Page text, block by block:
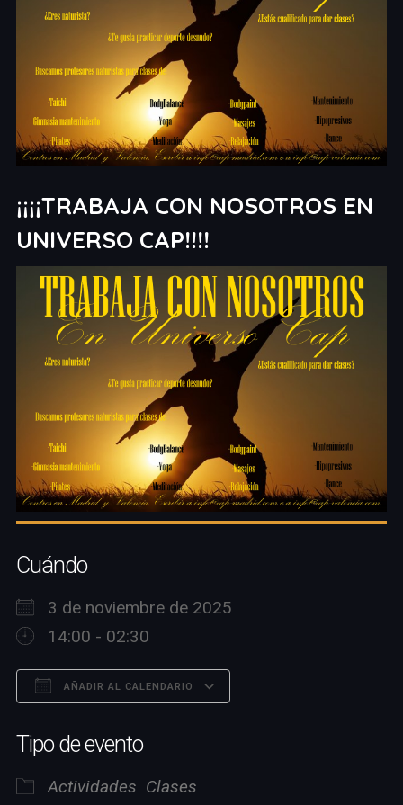
¡¡¡¡TRABAJA CON NOSOTROS EN
UNIVERSO CAP!!!!
Cuándo
3 de noviembre de 2025
14:00 - 02:30
AÑADIR AL CALENDARIO
Tipo de evento
Actividades Clases